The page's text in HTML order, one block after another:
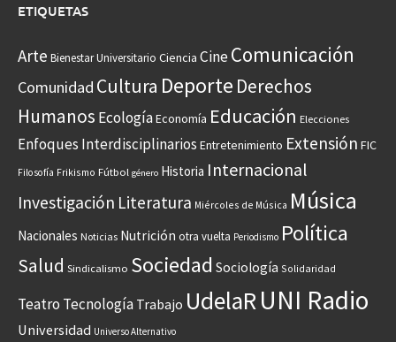
ETIQUETAS
Arte Bienestar Universitario Ciencia CineComunicación
Comunidad Cultura Deporte Derechos
Humanos EcologíaEconomía Educación Elecciones
Enfoques Interdisciplinarios Entretenimiento Extensión FIC
Filosofía Frikismo Fútbol género Historia Internacional
Investigación Literatura Miércoles de Música Música
Nacionales Noticias Nutrición otra vuelta Periodismo Política
Salud Sindicalismo Sociedad Sociología Solidaridad
Teatro Tecnología Trabajo UdelaR UNI Radio
Universidad Universo Alternativo